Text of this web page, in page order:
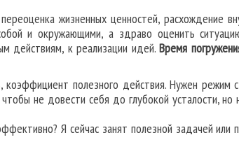
жизненных ценностей, расхождение
и окружающими, а здраво оценить
действиям, к реализации идей.Время
полезного действия. Нужен режим
не довести себя до глубокой усталости, но
Я сейчас занят полезной задачей или